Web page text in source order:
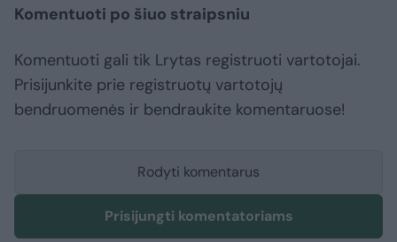
Komentuoti po šiuo straipsniu
Komentuoti gali tik Lrytas registruoti vartotojai.
Prisijunkite prie registruotų vartotojų
bendruomenės ir bendraukite komentaruose!
Rodyti komentarus
Prisijungti komentatoriams